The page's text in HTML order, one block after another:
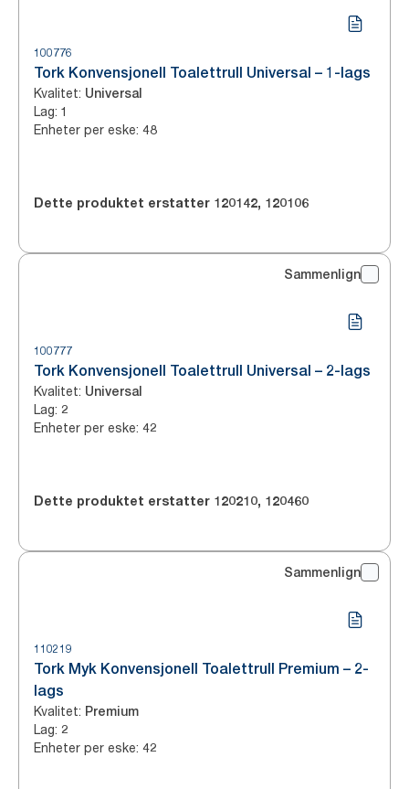
100776
Tork Konvensjonell Toalettrull Universal – 1-lags
Kvalitet: Universal
Lag: 1
Enheter per eske: 48
Dette produktet erstatter 120142, 120106
Sammenlign
100777
Tork Konvensjonell Toalettrull Universal – 2-lags
Kvalitet: Universal
Lag: 2
Enheter per eske: 42
Dette produktet erstatter 120210, 120460
Sammenlign
110219
Tork Myk Konvensjonell Toalettrull Premium – 2-
lags
Kvalitet: Premium
Lag: 2
Enheter per eske: 42